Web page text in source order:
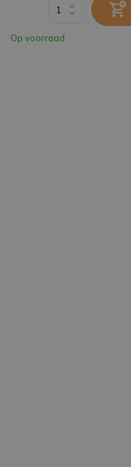
Op voorraad